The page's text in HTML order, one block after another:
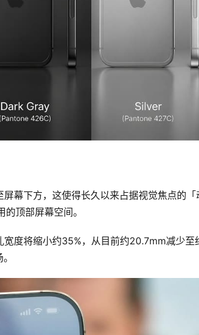
幕下方，这使得长久以来占据视觉焦点的「
顶部屏幕空间。
度将缩小约35%，从目前约20.7mm减少至